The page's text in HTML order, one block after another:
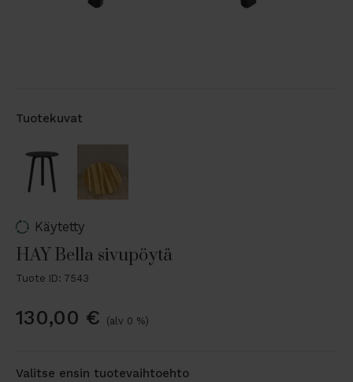
Tuotekuvat
Käytetty
HAY Bella sivupöytä
Tuote ID: 7543
130,00 € (alv 0 %)
Valitse ensin tuotevaihtoehto